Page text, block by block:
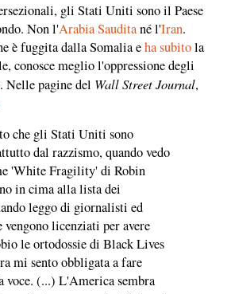
gli Stati Uniti sono il Paese
Non l'Arabia Sauditané l'Iran.
è fuggita dalla Somalia eha subitola
conosce meglio l'oppressione degli
pagine del Wall Street Journal,
che gli Stati Uniti sono
dal razzismo, quando vedo
'White Fragility' di Robin
in cima alla lista dei
leggo di giornalisti ed
vengono licenziati per avere
le ortodossie di Black Lives
mi sento obbligata a fare
voce. (...) L'America sembra